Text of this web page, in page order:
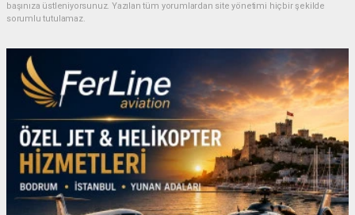
başınıza üstleniyorsunuz. Yazılan tüm yorumlardan site yönetimi hiçbir şekilde
sorumlu tutulamaz.